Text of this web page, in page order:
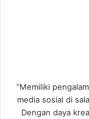
“Memiliki
media sosial di
Dengan daya